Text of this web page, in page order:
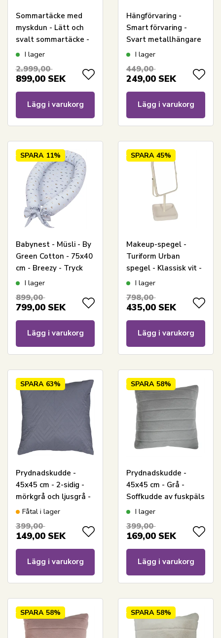
Sommartäcke med
myskdun - Lätt och
svalt sommartäcke -
140x200 cm - Zen
I lager
2.999,00
899,00 SEK
Lägg i varukorg
Hängförvaring -
Smart förvaring -
Svart metallhängare
för dörr med 2 korgar
I lager
449,00
249,00 SEK
Lägg i varukorg
SPARA 11%
Babynest - Müsli - By
Green Cotton - 75x40
cm - Breezy - Tryck
med små fordon
I lager
899,00
799,00 SEK
Lägg i varukorg
SPARA 45%
Makeup-spegel -
Turiform Urban
spegel - Klassisk vit -
Höjd 35 cm
I lager
798,00
435,00 SEK
Lägg i varukorg
SPARA 63%
Prydnadskudde -
45x45 cm - 2-sidig -
mörkgrå och ljusgrå -
Soffkudde
Fåtal i lager
399,00
149,00 SEK
Lägg i varukorg
SPARA 58%
Prydnadskudde -
45x45 cm - Grå -
Soffkudde av fuskpäls
med ränder -
I lager
399,00
169,00 SEK
Lägg i varukorg
SPARA 58% SPARA 58%